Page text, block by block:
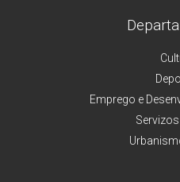
Emprego e